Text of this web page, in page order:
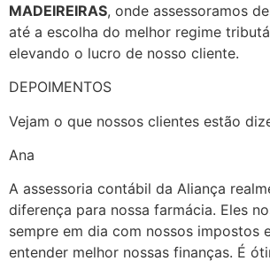
MADEIREIRAS, onde assessoramos
até a escolha do melhor regime
elevando o lucro de nosso cliente.
DEPOIMENTOS
Vejam o que nossos clientes estão
Ana
A assessoria contábil da Aliança
diferença para nossa farmácia. Eles
sempre em dia com nossos impostos
entender melhor nossas finanças. É